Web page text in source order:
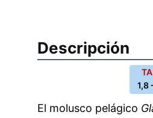
Descripción
1,8
El molusco pelágico